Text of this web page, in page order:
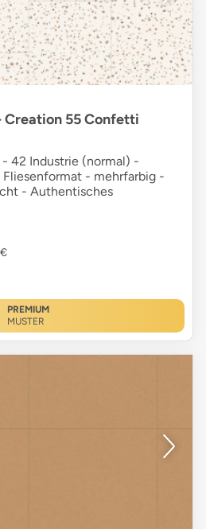
55 Confetti
42 Industrie (normal) -
- mehrfarbig -
- Authentisches
PREMIUM
MUSTER